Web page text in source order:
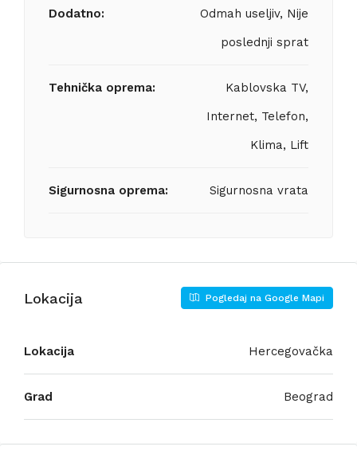
Dodatno:
Odmah useljiv, Nije
poslednji sprat
Tehnička oprema:
Kablovska TV,
Internet, Telefon,
Klima, Lift
Sigurnosna oprema: Sigurnosna vrata
Lokacija Pogledaj na Google Mapi
Lokacija Hercegovačka
Grad Beograd